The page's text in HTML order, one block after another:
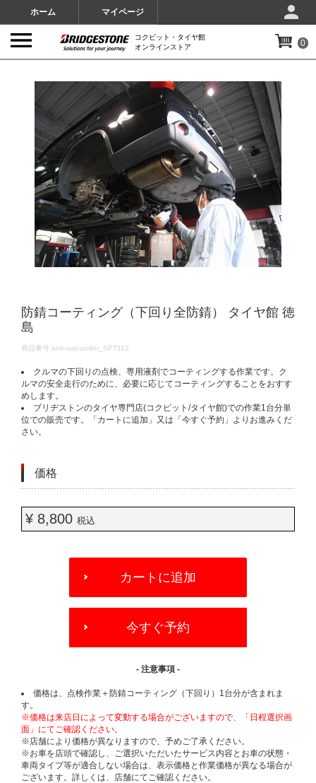
ホーム マイページ
コクピット・タイヤ館
オンラインストア
0
防錆コーティング（下回り全防錆） タイヤ館 徳
島
DETAILS
商品番号 anti-rust-under_SP7112
クルマの下回りの点検、専用液剤でコーティングする作業です。ク
ルマの安全走行のために、必要に応じてコーティングすることをおすす
めします。
ブリヂストンのタイヤ専門店(コクピット/タイヤ館)での作業1台分単
位での販売です。「カートに追加」又は「今すぐ予約」よりお進みくだ
さい。
価格
¥ 8,800 税込
OPTIONS
カートに追加
今すぐ予約
- 注意事項 -
価格は、点検作業＋防錆コーティング（下回り）1台分が含まれま
す。
※価格は来店日によって変動する場合がございますので、「日程選択画
面」にてご確認ください。
※店舗により価格が異なりますので、予めご了承ください。
※お車を店頭で確認し、ご選択いただいたサービス内容とお車の状態・
車両タイプ等が適合しない場合は、表示価格と作業価格が異なる場合が
ございます。詳しくは、店舗にてご確認ください。